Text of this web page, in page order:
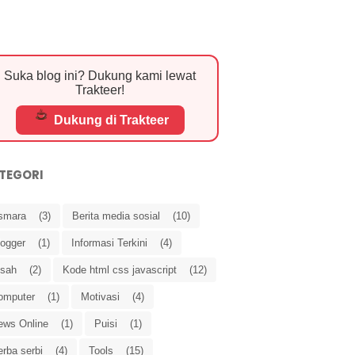
Suka blog ini? Dukung kami lewat
Trakteer!
Dukung di Trakteer
(3) Berita media sosial (10)
(1) Informasi Terkini (4)
(2) Kode html css javascript (12)
(1) Motivasi (4)
Online (1) Puisi (1)
serbi (4) Tools (15)